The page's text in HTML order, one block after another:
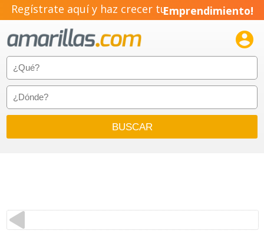
Regístrate aquí y haz crecer tuEmprendimiento!
